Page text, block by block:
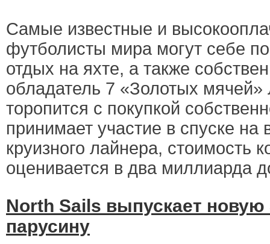
Самые известные и
футболисты мира могут себе
отдых на яхте, а также
обладатель 7 «Золотых
торопится с покупкой
принимает участие в спуске на
круизного лайнера, стоимость
оценивается в два миллиарда
North Sails выпускает новую
парусину